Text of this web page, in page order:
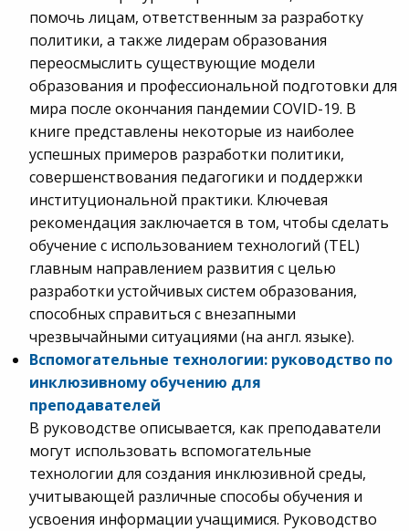
помочь лицам, ответственным за разработку
политики, а также лидерам образования
переосмыслить существующие модели
образования и профессиональной подготовки для
мира после окончания пандемии COVID-19. В
книге представлены некоторые из наиболее
успешных примеров разработки политики,
совершенствования педагогики и поддержки
институциональной практики. Ключевая
рекомендация заключается в том, чтобы сделать
обучение с использованием технологий (TEL)
главным направлением развития с целью
разработки устойчивых систем образования,
способных справиться с внезапными
чрезвычайными ситуациями (на англ. языке).
Вспомогательные технологии: руководство по
инклюзивному обучению для
преподавателей
В руководстве описывается, как преподаватели
могут использовать вспомогательные
технологии для создания инклюзивной среды,
учитывающей различные способы обучения и
усвоения информации учащимися. Руководство